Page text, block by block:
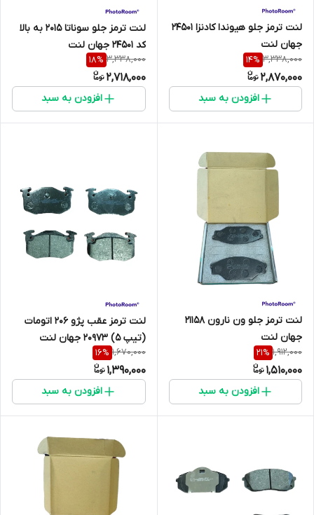
لنت ترمز جلو ھیوندا کادنزا 24501
جهان لنت
3,338,000
14%
2,870,000
افزودن به سبد
لنت ترمز جلو سوناتا 2015 به بالا
کد 24501 جهان لنت
3,338,000
18%
2,718,000
افزودن به سبد
لنت ترمز جلو ون نارون 21158
جهان لنت
1,912,000
21%
1,510,000
افزودن به سبد
لنت ترمز عقب پژو 206 اتومات
(تیپ 5) 20973 جهان لنت
1,670,000
16%
1,390,000
افزودن به سبد